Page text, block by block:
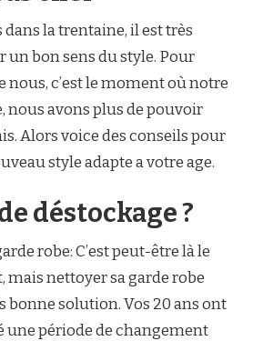
la trentaine, il est très
un bon sens du style. Pour
nous, c’est le moment où notre
nous avons plus de pouvoir
Alors voice des conseils pour
style adapte a votre age.
déstockage ?
robe: C’est peut-être là le
nettoyer sa garde robe
bonne solution. Vos 20 ans ont
une période de changement